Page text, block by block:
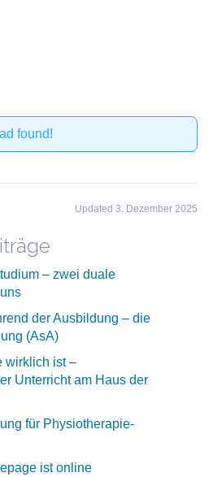
found!
Updated 3. Dezember 2025
– zwei duale
der Ausbildung – die
(AsA)
wirklich ist –
Unterricht am Haus der
für Physiotherapie-
ist online